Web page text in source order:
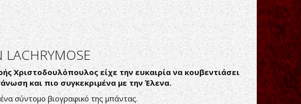
Χριστοδουλόπουλος είχε την ευκαιρία να κουβεντιάσει
και πιο συγκεκριμένα με την Έλενα.
σύντομο βιογραφικό της μπάντας.